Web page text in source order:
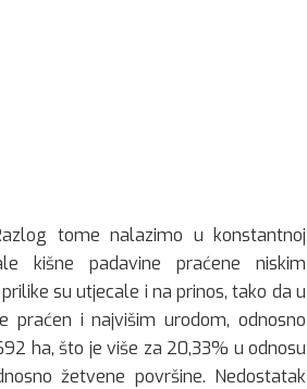
tome nalazimo u konstantnoj
kišne padavine praćene niskim
su utjecale i na prinos, tako da u
praćen i najvišim urodom, odnosno
ha, što je više za 20,33% u odnosu
žetvene površine. Nedostatak